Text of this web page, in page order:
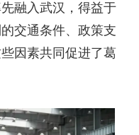
融入武汉，得益于
交通条件、政策支
因素共同促进了葛